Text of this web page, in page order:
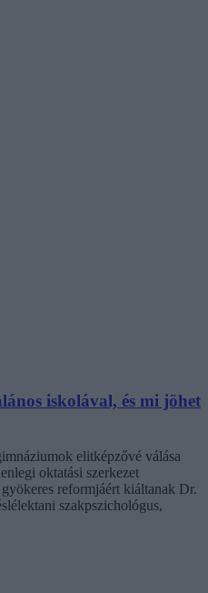
iskolával, és mi jöhet
elitképzővé válása
oktatási szerkezet
reformjáért kiáltanak Dr.
szakpszichológus,